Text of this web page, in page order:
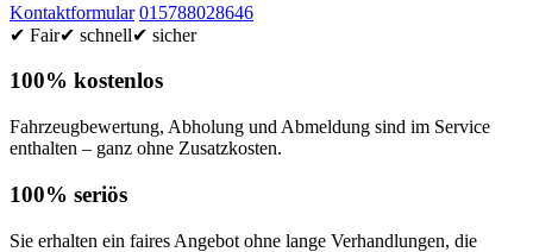
Kontaktformular 015788028646
✔ Fair✔ schnell✔ sicher
100% kostenlos
Fahrzeugbewertung, Abholung und Abmeldung sind im Service
enthalten – ganz ohne Zusatzkosten.
100% seriös
Sie erhalten ein faires Angebot ohne lange Verhandlungen, die